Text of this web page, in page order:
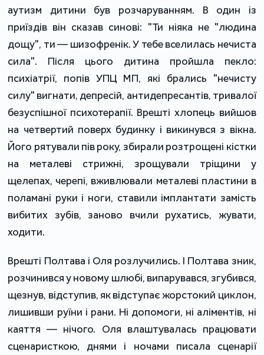
аутизм дитини був розчаруванням. В один із
приїздів він сказав синові: "Ти ніяка не "людина
дощу", ти — шизофренік. У тебе вселилась нечиста
сила". Після цього дитина пройшла пекло:
психіатрії, попів УПЦ МП, які брались "нечисту
силу" вигнати, депресій, антидепресантів, тривалої
безуспішної психотерапії. Врешті хлопець вийшов
на четвертий поверх будинку і викинувся з вікна.
Його рятували пів року, збирали розтрощені кістки
на металеві стрижні, зрощували тріщини у
щелепах, черепі, вживлювали металеві пластини в
поламані руки і ноги, ставили імплантати замість
вибитих зубів, заново вчили рухатись, жувати,
ходити.
Врешті Полтава і Оля розлучились. І Полтава зник,
розчинився у новому шлюбі, випарувався, згубився,
щезнув, відступив, як відступає жорстокий циклон,
лишивши руїни і рани. Ні допомоги, ні аліментів, ні
каяття — нічого. Оля влаштувалась працювати
сценаристкою, днями і ночами писала сценарії